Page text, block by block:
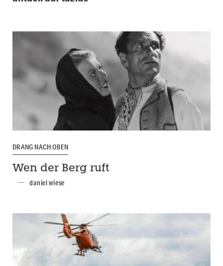
DRANG NACH OBEN
Wen der Berg ruft
daniel wiese